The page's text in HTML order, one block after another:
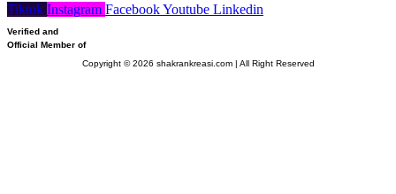
Tiktok Instagram FacebookYoutube Linkedin
Verified and
Official Member of
Copyright © 2026 shakrankreasi.com | All Right Reserved